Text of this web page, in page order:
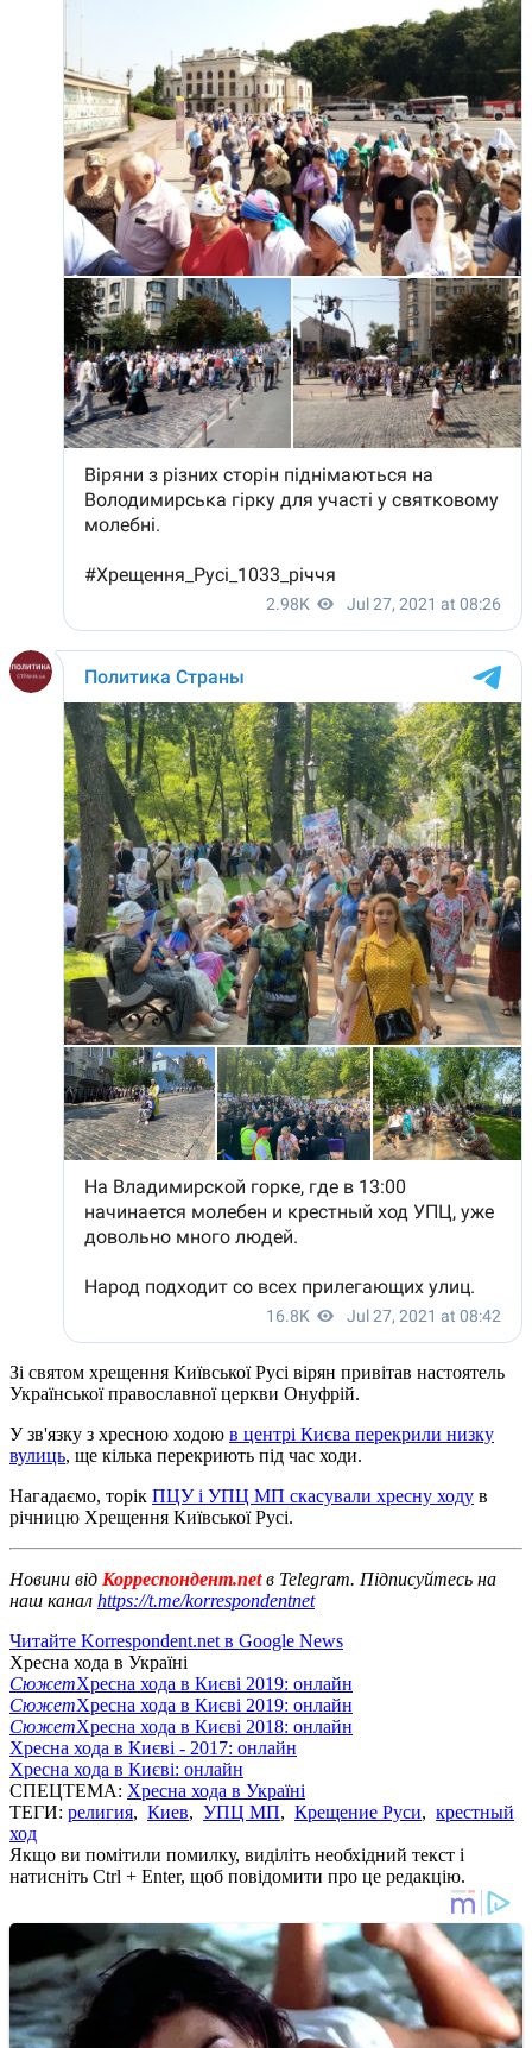
Зі святом хрещення Київської Русі вірян привітав настоятель
Української православної церкви Онуфрій.
У зв'язку з хресною ходою в центрі Києва перекрили низку
вулиць, ще кілька перекриють під час ходи.
Нагадаємо, торік ПЦУ і УПЦ МП скасували хресну ходу в
річницю Хрещення Київської Русі.
Новини від Корреспондент.netв Telegram. Підписуйтесь на
наш канал https://t.me/korrespondentnet
Читайте Korrespondent.net в Google News
Хресна хода в Україні
СюжетХресна хода в Києві 2019: онлайн
СюжетХресна хода в Києві 2019: онлайн
СюжетХресна хода в Києві 2018: онлайн
Хресна хода в Києві - 2017: онлайн
Хресна хода в Києві: онлайн
СПЕЦТЕМА: Хресна хода в Україні
ТЕГИ: религия, Киев, УПЦ МП, Крещение Руси, крестный
ход
Якщо ви помітили помилку, виділіть необхідний текст і
натисніть Ctrl + Enter, щоб повідомити про це редакцію.